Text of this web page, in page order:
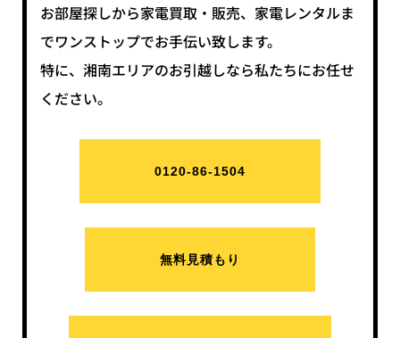
お部屋探しから家電買取・販売、家電レンタルま
でワンストップでお手伝い致します。
特に、湘南エリアのお引越しなら私たちにお任せ
ください。
0120-86-1504
無料見積もり